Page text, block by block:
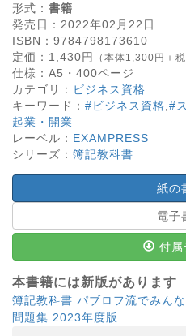
形式： 書籍
発売日： 2022年02月22日
ISBN： 9784798173610
定価： 1,430円 （本体1,300円＋税
仕様： A5・ 400ページ
カテゴリ： ビジネス資格
キーワード： #ビジネス資格 #
起業・開業
レーベル： EXAMPRESS
シリーズ： 簿記教科書
紙の
電子
付属
本書籍には新版があります
簿記教科書 パブロフ流でみん
問題集 2023年度版